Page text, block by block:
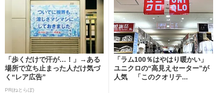
「歩くだけで汗が…！」→ある
場所で立ち止まった人だけ気づ
く“レア広告”
PR(ねとらぼ)
「ラム100％はやはり暖かい」
ユニクロの“高見えセーター”が
人気 「このクオリテ...